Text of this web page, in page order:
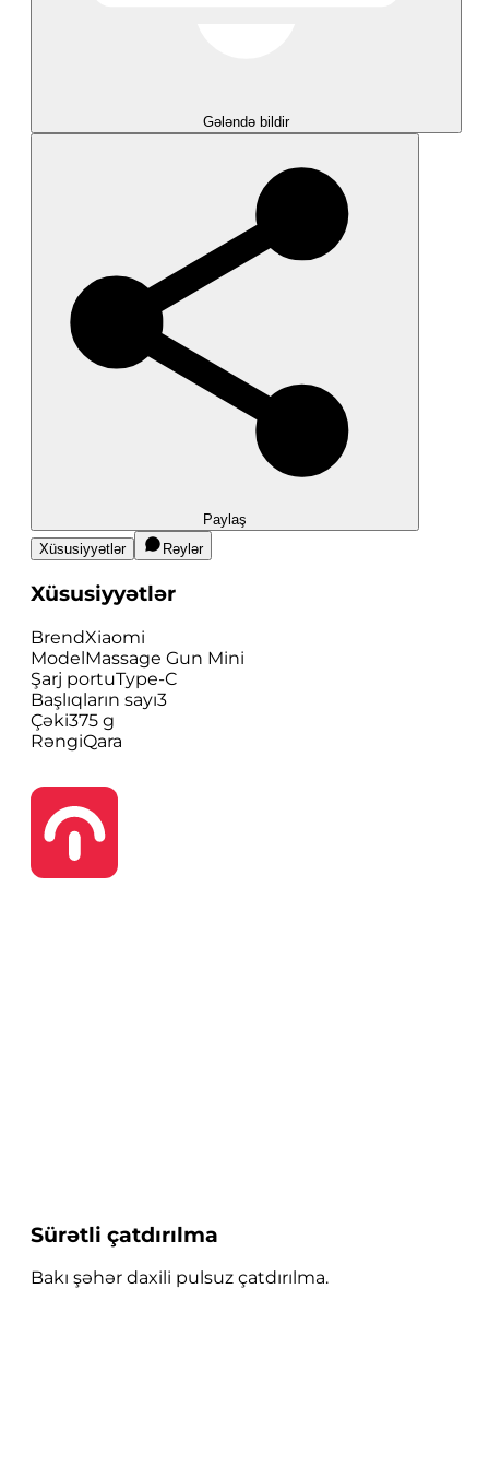
Gələndə bildir
Paylaş
Xüsusiyyətlər
Rəylər
Xüsusiyyətlər
BrendXiaomi
ModelMassage Gun Mini
Şarj portuType-C
Başlıqların sayı3
Çəki375 g
RəngiQara
Sürətli çatdırılma
Bakı şəhər daxili pulsuz çatdırılma.